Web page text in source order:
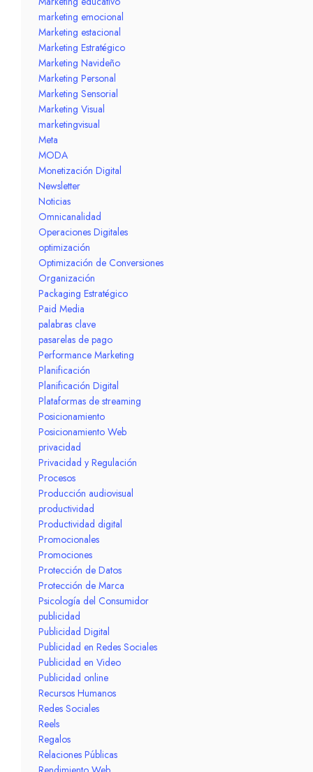
marketing emocional
Marketing estacional
Marketing Estratégico
Marketing Navideño
Marketing Personal
Marketing Sensorial
Marketing Visual
marketingvisual
Meta
MODA
Monetización Digital
Newsletter
Noticias
Omnicanalidad
Operaciones Digitales
optimización
Optimización de Conversiones
Organización
Packaging Estratégico
Paid Media
palabras clave
pasarelas de pago
Performance Marketing
Planificación
Planificación Digital
Plataformas de streaming
Posicionamiento
Posicionamiento Web
privacidad
Privacidad y Regulación
Procesos
Producción audiovisual
productividad
Productividad digital
Promocionales
Promociones
Protección de Datos
Protección de Marca
Psicología del Consumidor
publicidad
Publicidad Digital
Publicidad en Redes Sociales
Publicidad en Video
Publicidad online
Recursos Humanos
Redes Sociales
Reels
Regalos
Relaciones Públicas